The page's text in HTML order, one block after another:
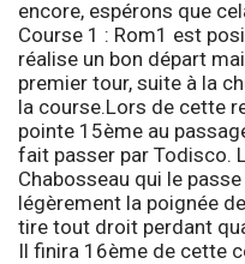
encore, espérons que
Course 1 : Rom1 est
réalise un bon départ
premier tour, suite à la
la course.Lors de cette
pointe 15ème au
fait passer par Todisco.
Chabosseau qui le
légèrement la poignée
tire tout droit perdant
Il finira 16ème de cette